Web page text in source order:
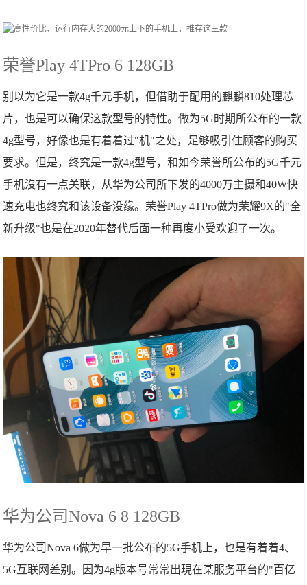
荣誉Play 4TPro 6 128GB
别以为它是一款4g千元手机，但借助于配用的麒麟810处理芯
片，也是可以确保这款型号的特性。做为5G时期所公布的一款
4g型号，好像也是有着着过"机"之处，足够吸引住顾客的购买
要求。但是，终究是一款4g型号，和如今荣誉所公布的5G千元
手机沒有一点关联，从华为公司所下发的4000万主摄和40W快
速充电也终究和该设备没缘。荣誉Play 4TPro做为荣耀9X的"全
新升级"也是在2020年替代后面一种再度小受欢迎了一次。
华为公司Nova 6 8 128GB
华为公司Nova 6做为早一批公布的5G手机上，也是有着着4、
5G互联网差别。因为4g版本号常常出現在某服务平台的"百亿